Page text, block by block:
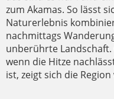
zum Akamas. So lässt
Naturerlebnis
nachmittags
unberührte
wenn die Hitze
ist, zeigt sich die